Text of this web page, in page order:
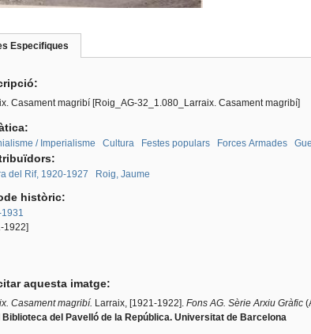
Especifiques
activa)
Casament magribí [Roig_AG-32_1.080_Larraix. Casament magribí]
/ Imperialisme Cultura Festes populars Forces Armades
del Rif, 1920-1927 Roig, Jaume
històric:
1922]
aquesta imatge:
Casament magribí. Larraix, [1921-1922]. Fons AG. Sèrie Arxiu Gràfic
Biblioteca del Pavelló de la República. Universitat de Barcelona